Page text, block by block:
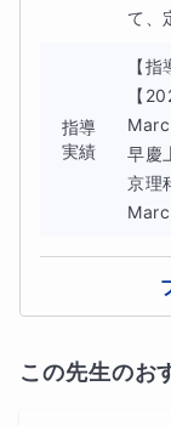
て、
指導
実績
【
【
早慶
京理
この先生のお